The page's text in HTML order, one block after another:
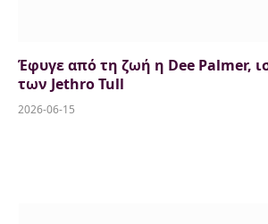
Έφυγε από τη ζωή η Dee Palmer,
των Jethro Tull
2026-06-15